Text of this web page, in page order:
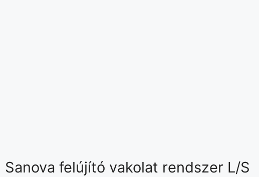
Sanova felújító vakolat rendszer L/S